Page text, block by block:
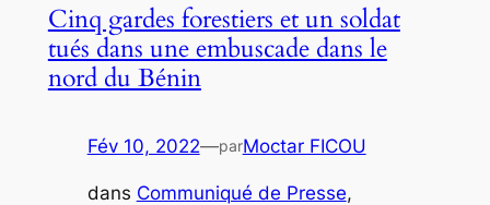
Cinq gardes forestiers et un soldat
tués dans une embuscade dans le
nord du Bénin
Fév 10, 2022—parMoctar FICOU
dans Communiqué de Presse